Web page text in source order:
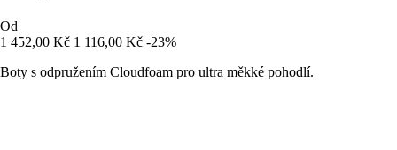
Od
1 452,00 Kč 1 116,00 Kč -23%
Boty s odpružením Cloudfoam pro ultra měkké pohodlí.